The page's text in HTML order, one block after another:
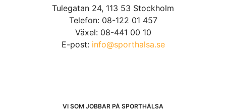
Tulegatan 24, 113 53 Stockholm
Telefon: 08-122 01 457
Växel: 08-441 00 10
E-post: info@sporthalsa.se
VI SOM JOBBAR PÅ SPORTHÄLSA